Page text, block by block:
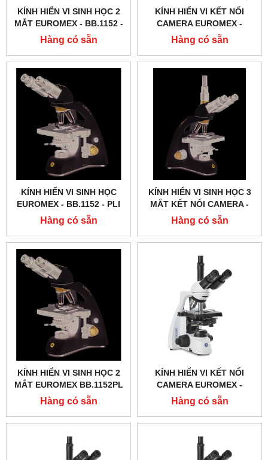
KÍNH HIỂN VI SINH HỌC 2
MẮT EUROMEX - BB.1152 ‑
PLPH
Hàng có sẵn
KÍNH HIỂN VI KẾT NỐI
CAMERA EUROMEX -
BB.1153 ‑ PLI
Hàng có sẵn
KÍNH HIỂN VI SINH HỌC
EUROMEX - BB.1152 ‑ PLI
Hàng có sẵn
KÍNH HIỂN VI SINH HỌC 3
MẮT KẾT NỐI CAMERA -
BB.1153 ‑ PL - EUROMEX
Hàng có sẵn
KÍNH HIỂN VI SINH HỌC 2
MẮT EUROMEX BB.1152PL
Hàng có sẵn
KÍNH HIỂN VI KẾT NỐI
CAMERA EUROMEX -
BS.1153 ‑ PLPHI
Hàng có sẵn